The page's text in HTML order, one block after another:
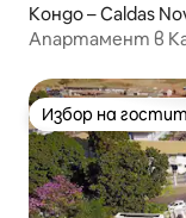
Кондо – Caldas
Апартамент в
Избор на
Избор на